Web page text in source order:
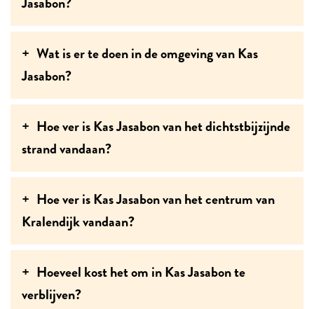
Wat is er te doen in de omgeving van Kas
Jasabon?
Hoe ver is Kas Jasabon van het dichtstbijzijnde
strand vandaan?
Hoe ver is Kas Jasabon van het centrum van
Kralendijk vandaan?
Hoeveel kost het om in Kas Jasabon te
verblijven?